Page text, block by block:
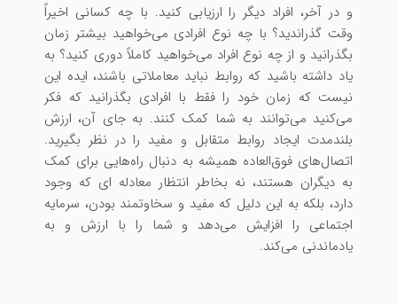
و در آخر، افراد دیگر را ارزیابی کنید. با چه کسانی اخیراً
وقت گذراندید؟ با چه نوع افرادی می‌خواهید بیشتر زمان
بگذرانید و از چه نوع افراد می‌خواهید کاملاً دوری کنید؟ به
یاد داشته باشید که روابط نباید معاملاتی باشند، ایده این
نیست که زمان خود را فقط با افرادی بگذرانید که فکر
می‌کنید می‌توانند به شما کمک کنند. به جای آن، ارزش
بلندمدت ایجاد روابط متقابل و مفید را در نظر بگیرید.
اتصال‌های فوق‌العاده همیشه به دنبال راه‌هایی برای کمک
به دیگران هستند، نه بخاطر انتظار معادله ای که وجود
دارد، بلکه به این دلیل که مفید و سخاوتمند بودن، سرمایه
اجتماعی را افزایش می‌دهد و شما را با ارزش و به
یادماندنی می‌کند.